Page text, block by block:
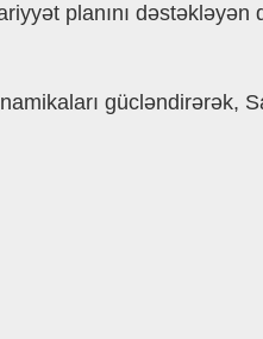
planını dǝstǝklǝyǝn
güclǝndirǝrǝk,